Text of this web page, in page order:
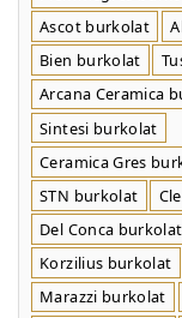
Ascot burkolat
Bien burkolat
Arcana Ceramica
Sintesi burkolat
Ceramica Gres
STN burkolat
Del Conca burkolat
Korzilius burkolat
Marazzi burkolat